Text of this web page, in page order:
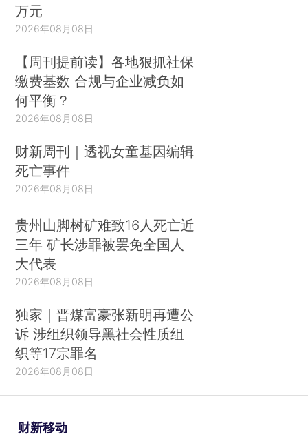
万元
2026年08月08日
【周刊提前读】各地狠抓社保
缴费基数 合规与企业减负如
何平衡？
2026年08月08日
财新周刊｜透视女童基因编辑
死亡事件
2026年08月08日
贵州山脚树矿难致16人死亡近
三年 矿长涉罪被罢免全国人
大代表
2026年08月08日
独家｜晋煤富豪张新明再遭公
诉 涉组织领导黑社会性质组
织等17宗罪名
2026年08月08日
财新移动